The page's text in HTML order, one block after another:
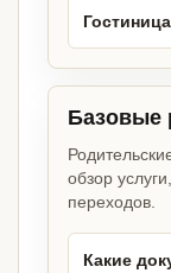
Базовые
обзор
переходов.
Какие